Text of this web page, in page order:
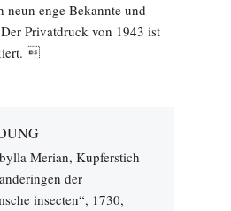
enge Bekannte und
Privatdruck von 1943 ist

Merian, Kupferstich
der
insecten“, 1730,